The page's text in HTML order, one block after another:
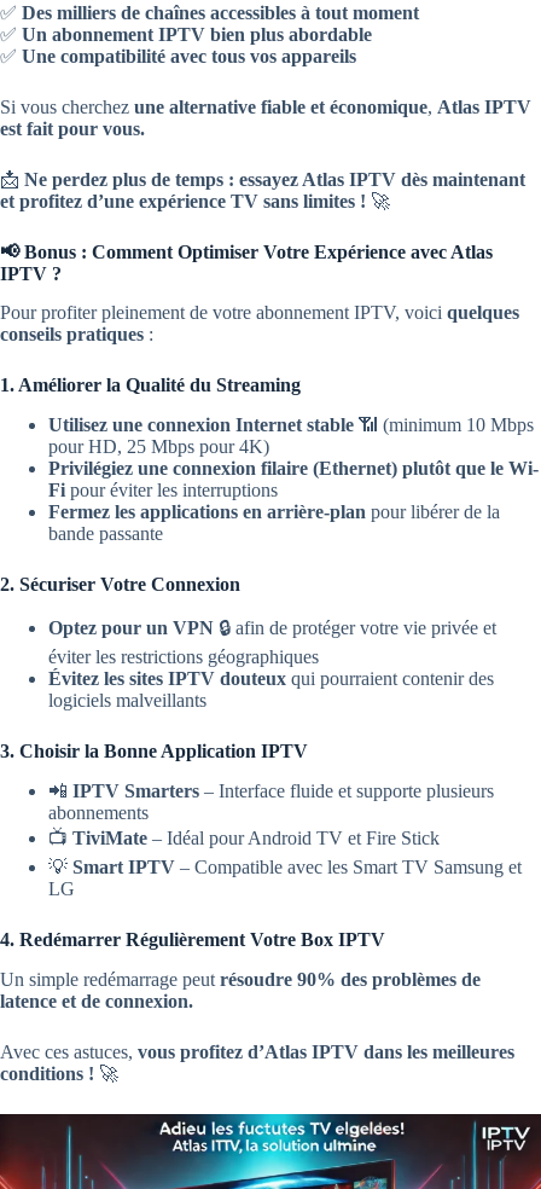
✅ Des milliers de chaînes accessibles à tout moment
✅ Un abonnement IPTV bien plus abordable
✅ Une compatibilité avec tous vos appareils
Si vous cherchez une alternative fiable et économique, Atlas IPTV
est fait pour vous.
📩 Ne perdez plus de temps : essayez Atlas IPTV dès maintenant
et profitez d’une expérience TV sans limites ! 🚀
📢 Bonus : Comment Optimiser Votre Expérience avec Atlas
IPTV ?
Pour profiter pleinement de votre abonnement IPTV, voici quelques
conseils pratiques :
1. Améliorer la Qualité du Streaming
Utilisez une connexion Internet stable 📶 (minimum 10 Mbps
pour HD, 25 Mbps pour 4K)
Privilégiez une connexion filaire (Ethernet) plutôt que le Wi-
Fi pour éviter les interruptions
Fermez les applications en arrière-plan pour libérer de la
bande passante
2. Sécuriser Votre Connexion
Optez pour un VPN 🔒 afin de protéger votre vie privée et
éviter les restrictions géographiques
Évitez les sites IPTV douteux qui pourraient contenir des
logiciels malveillants
3. Choisir la Bonne Application IPTV
📲 IPTV Smarters – Interface fluide et supporte plusieurs
abonnements
📺 TiviMate – Idéal pour Android TV et Fire Stick
💡 Smart IPTV – Compatible avec les Smart TV Samsung et
LG
4. Redémarrer Régulièrement Votre Box IPTV
Un simple redémarrage peut résoudre 90% des problèmes de
latence et de connexion.
Avec ces astuces, vous profitez d’Atlas IPTV dans les meilleures
conditions ! 🚀